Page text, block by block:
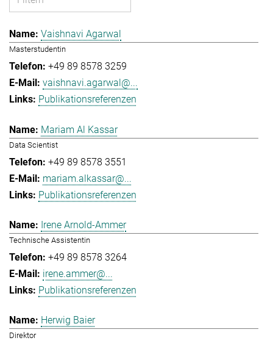
Vaishnavi Agarwal
Masterstudentin
+49 89 8578 3259
vaishnavi.agarwal@...
Publikationsreferenzen
Mariam Al Kassar
Data Scientist
+49 89 8578 3551
mariam.alkassar@...
Publikationsreferenzen
Irene Arnold-Ammer
Technische Assistentin
+49 89 8578 3264
irene.ammer@...
Publikationsreferenzen
Herwig Baier
Direktor